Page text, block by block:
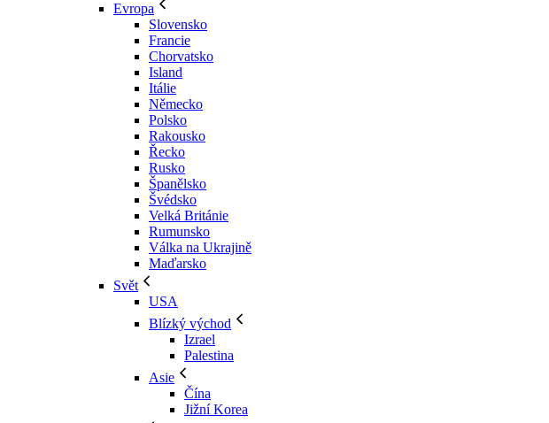
Evropa
Slovensko
Francie
Chorvatsko
Island
Itálie
Německo
Polsko
Rakousko
Řecko
Rusko
Španělsko
Švédsko
Velká Británie
Rumunsko
Válka na Ukrajině
Maďarsko
Svět
USA
Blízký východ
Izrael
Palestina
Asie
Čína
Jižní Korea